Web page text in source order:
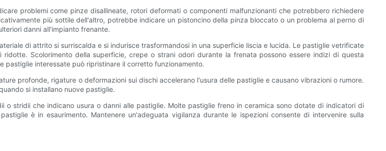
problemi come pinze disallineate, rotori deformati o componenti malfunzionanti che potrebbero richiedere
più sottile dell'altro, potrebbe indicare un pistoncino della pinza bloccato o un problema al perno di
danni all'impianto frenante.
di attrito si surriscalda e si indurisce trasformandosi in una superficie liscia e lucida. Le pastiglie vetrificate
Scolorimento della superficie, crepe o strani odori durante la frenata possono essere indizi di questa
interessate può ripristinare il corretto funzionamento.
profonde, rigature o deformazioni sui dischi accelerano l'usura delle pastiglie e causano vibrazioni o rumore.
si installano nuove pastiglie.
stridii che indicano usura o danni alle pastiglie. Molte pastiglie freno in ceramica sono dotate di indicatori di
è in esaurimento. Mantenere un'adeguata vigilanza durante le ispezioni consente di intervenire sulla